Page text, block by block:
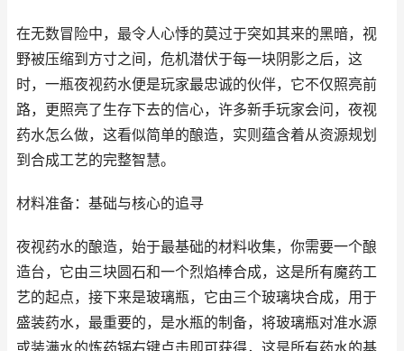
在无数冒险中，最令人心悸的莫过于突如其来的黑暗，视
野被压缩到方寸之间，危机潜伏于每一块阴影之后，这
时，一瓶夜视药水便是玩家最忠诚的伙伴，它不仅照亮前
路，更照亮了生存下去的信心，许多新手玩家会问，夜视
药水怎么做，这看似简单的酿造，实则蕴含着从资源规划
到合成工艺的完整智慧。
材料准备：基础与核心的追寻
夜视药水的酿造，始于最基础的材料收集，你需要一个酿
造台，它由三块圆石和一个烈焰棒合成，这是所有魔药工
艺的起点，接下来是玻璃瓶，它由三个玻璃块合成，用于
盛装药水，最重要的，是水瓶的制备，将玻璃瓶对准水源